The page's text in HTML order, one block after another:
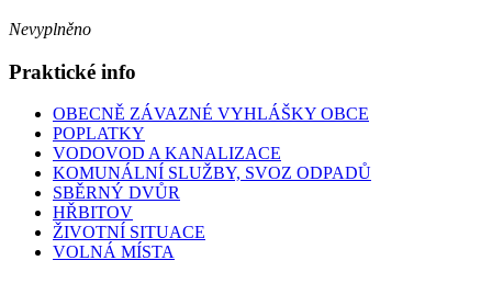
Nevyplněno
Praktické info
OBECNĚ ZÁVAZNÉ VYHLÁŠKY OBCE
POPLATKY
VODOVOD A KANALIZACE
KOMUNÁLNÍ SLUŽBY, SVOZ ODPADŮ
SBĚRNÝ DVŮR
HŘBITOV
ŽIVOTNÍ SITUACE
VOLNÁ MÍSTA